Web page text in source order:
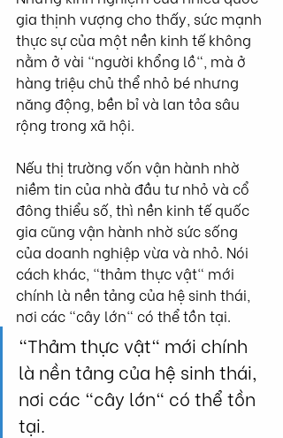
gia thịnh vượng cho thấy, sức mạnh
thực sự của một nền kinh tế không
nằm ở vài "người khổng lồ", mà ở
hàng triệu chủ thể nhỏ bé nhưng
năng động, bền bỉ và lan tỏa sâu
rộng trong xã hội.
Nếu thị trường vốn vận hành nhờ
niềm tin của nhà đầu tư nhỏ và cổ
đông thiểu số, thì nền kinh tế quốc
gia cũng vận hành nhờ sức sống
của doanh nghiệp vừa và nhỏ. Nói
cách khác, "thảm thực vật" mới
chính là nền tảng của hệ sinh thái,
nơi các "cây lớn" có thể tồn tại.
"Thảm thực vật" mới chính
là nền tảng của hệ sinh thái,
nơi các "cây lớn" có thể tồn
tại.